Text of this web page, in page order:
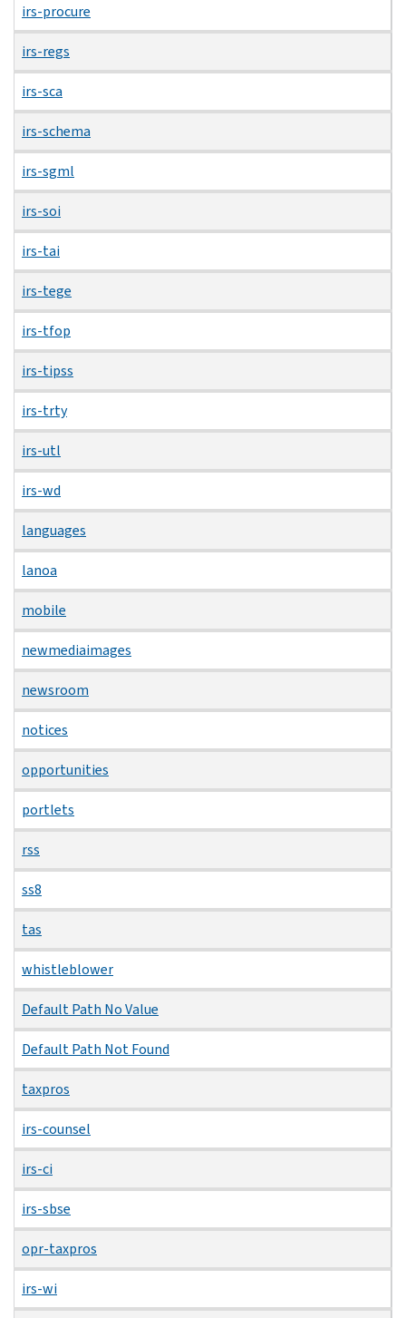
irs-procure
irs-regs
irs-sca
irs-schema
irs-sgml
irs-soi
irs-tai
irs-tege
irs-tfop
irs-tipss
irs-trty
irs-utl
irs-wd
languages
lanoa
mobile
newmediaimages
newsroom
notices
opportunities
portlets
rss
ss8
tas
whistleblower
Default Path No Value
Default Path Not Found
taxpros
irs-counsel
irs-ci
irs-sbse
opr-taxpros
irs-wi